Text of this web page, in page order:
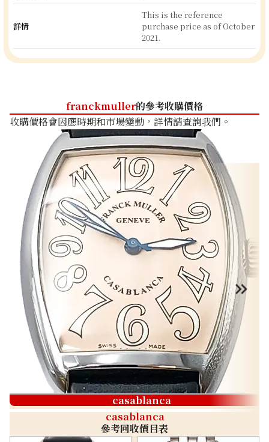
詳情
This is the reference
purchase price as of October
2021.
franckmuller的參考收購價格
收購價格會因應時期和市場變動，詳情請查詢我們。
casablanca
casablanca
參考回收價目表